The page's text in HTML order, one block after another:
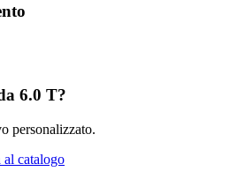
6.0 T?
personalizzato.
al catalogo